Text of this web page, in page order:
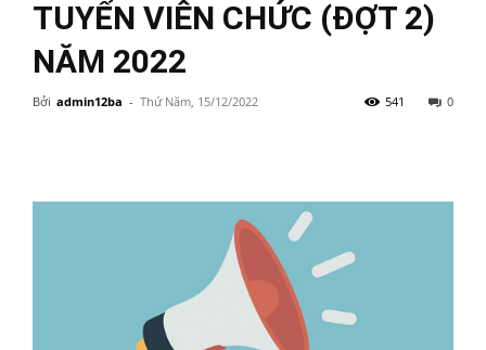
TUYỂN VIÊN CHỨC (ĐỢT 2)
NĂM 2022
Bởi admin12ba - Thứ Năm, 15/12/2022 0
541